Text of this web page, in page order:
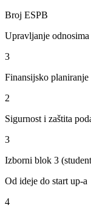
Broj ESPB
Upravljanje
3
Finansijsko
2
Sigurnost i zaštita
3
Izborni blok 3
Od ideje do start up-a
4